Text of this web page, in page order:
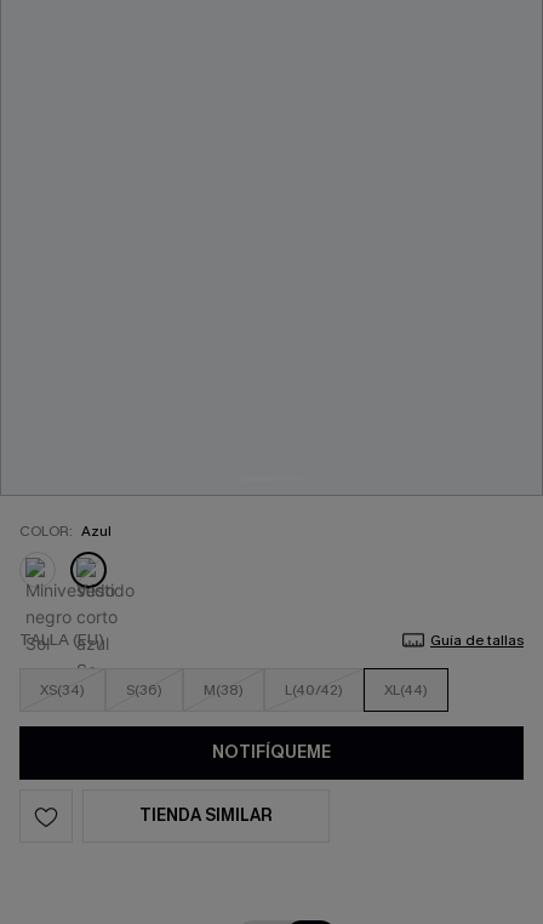
COLOR: Azul
TALLA (EU) Guía de tallas
XS(34) S(36) M(38) L(40/42) XL(44)
NOTIFÍQUEME
TIENDA SIMILAR